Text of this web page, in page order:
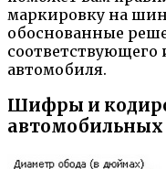
маркировку на
обоснованные
соответствующего
автомобиля.
Шифры и